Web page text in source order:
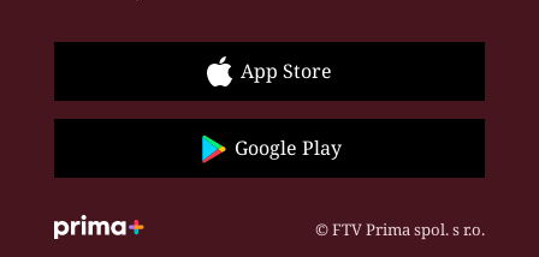
App Store
Google Play
© FTV Prima spol. s r.o.